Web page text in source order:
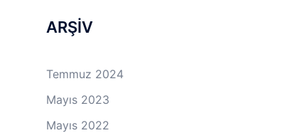
ARŞİV
Temmuz 2024
Mayıs 2023
Mayıs 2022